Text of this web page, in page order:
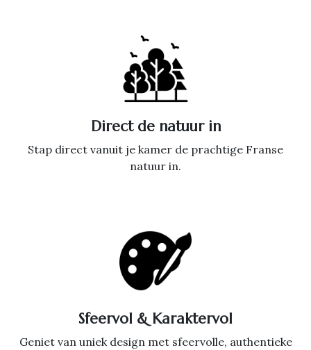
Direct de natuur in
Stap direct vanuit je kamer de prachtige Franse
natuur in.
Sfeervol & Karaktervol
Geniet van uniek design met sfeervolle, authentieke